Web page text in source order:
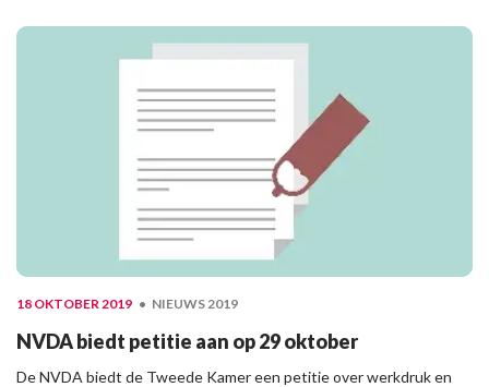
18 OKTOBER 2019 NIEUWS 2019
NVDA biedt petitie aan op 29 oktober
De NVDA biedt de Tweede Kamer een petitie over werkdruk en